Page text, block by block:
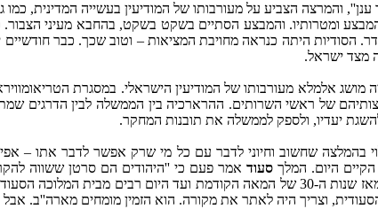
והמרצה הצביע על מעורבותו של המודיעין בעשייה המדינית,
ומטרותיו. והמבצע הסתיים בשקט בשקט, בהחבא מעיני הצבור.
היתה כנראה מחויבת המציאות – וטוב שכך. כבר חודשיים יש שקט
מצד ישראל.
מושג אלמלא מעורבותו של המודיעין הישראלי. במסגרת
של ראשי השרותים. ההרארכיה בין הממשלה לבין הדרגים
יעדיו, ולספק לממשלה את תובנות המחקר.
בהמלצה שחשוב וחיוני לדבר עם כל מי שרק אפשר לדבר אתו –
הקיים היום. המלך סעוד
ל''הדסה'', כדי לקבל טפול רפואי. הפרופ'
וצריך היה לאתר את מקורה. הוא הזמין מומחים מארה''ב.